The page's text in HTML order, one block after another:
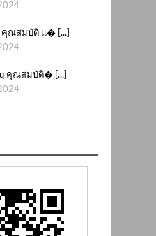
คุณสมบัติ แ� [...]
q คุณสมบัติ� [...]